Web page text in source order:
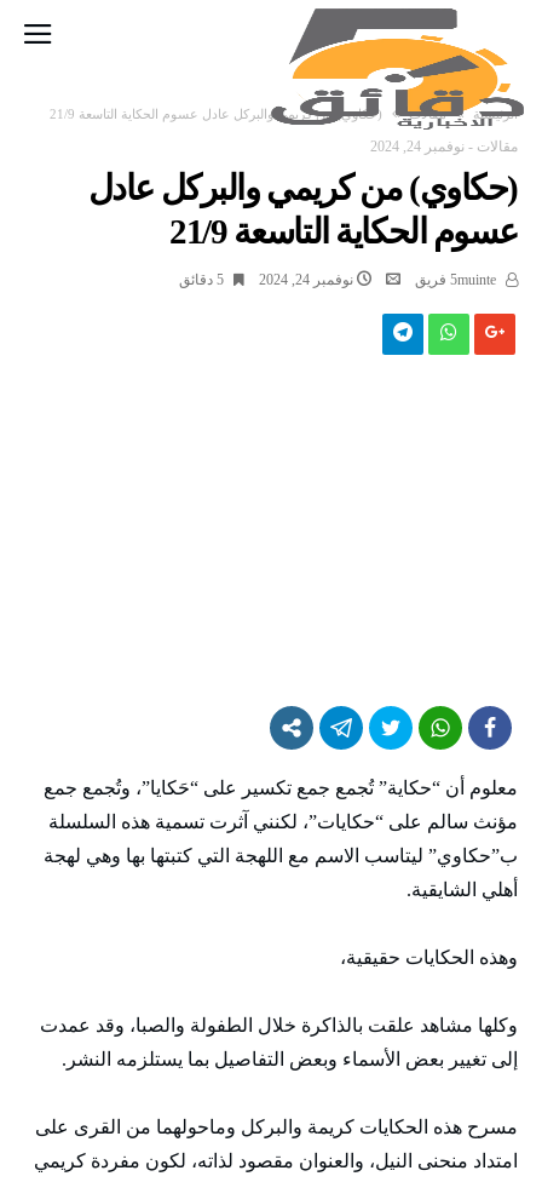
‫الرئيسية‬ مقالات (حكاوي) من كريمي والبركل عادل عسوم الحكاية التاسعة 21/9
مقالات - نوفمبر 24, 2024
(حكاوي) من كريمي والبركل عادل
عسوم الحكاية التاسعة 21/9
نوفمبر 24, 2024 5 ‫دقائق‬
معلوم أن “حكاية” تُجمع جمع تكسير على “حَكايا”، وتُجمع جمع
مؤنث سالم على “حكايات”، لكنني آثرت تسمية هذه السلسلة
ب”حكاوي” ليتاسب الاسم مع اللهجة التي كتبتها بها وهي لهجة
أهلي الشايقية.
وهذه الحكايات حقيقية،
وكلها مشاهد علقت بالذاكرة خلال الطفولة والصبا، وقد عمدت
إلى تغيير بعض الأسماء وبعض التفاصيل بما يستلزمه النشر.
مسرح هذه الحكايات كريمة والبركل وماحولهما من القرى على
امتداد منحنى النيل، والعنوان مقصود لذاته، لكون مفردة كريمي